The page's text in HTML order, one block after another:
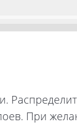
При